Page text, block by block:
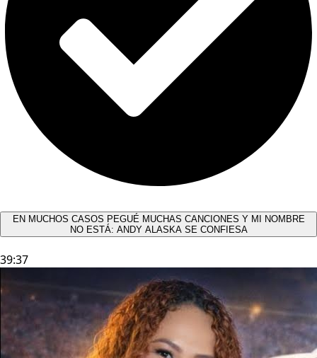
EN MUCHOS CASOS PEGUÉ MUCHAS CANCIONES Y MI NOMBRE
NO ESTÁ: ANDY ALASKA SE CONFIESA​
39:37